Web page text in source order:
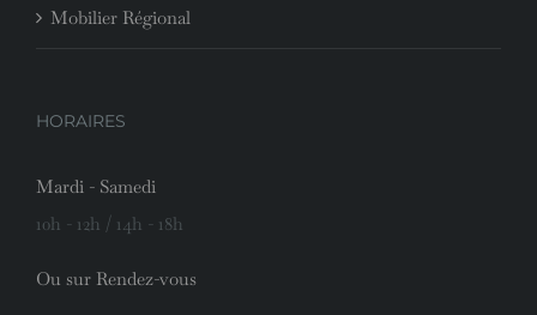
Mobilier Régional
HORAIRES
Mardi - Samedi
10h - 12h / 14h - 18h
Ou sur Rendez-vous